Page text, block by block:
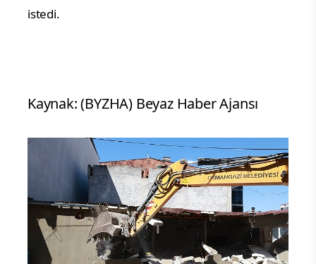
istedi.
Kaynak: (BYZHA) Beyaz Haber Ajansı